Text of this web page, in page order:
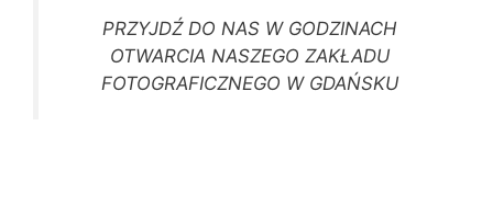
PRZYJDŹ DO NAS W GODZINACH
OTWARCIA NASZEGO ZAKŁADU
FOTOGRAFICZNEGO W GDAŃSKU